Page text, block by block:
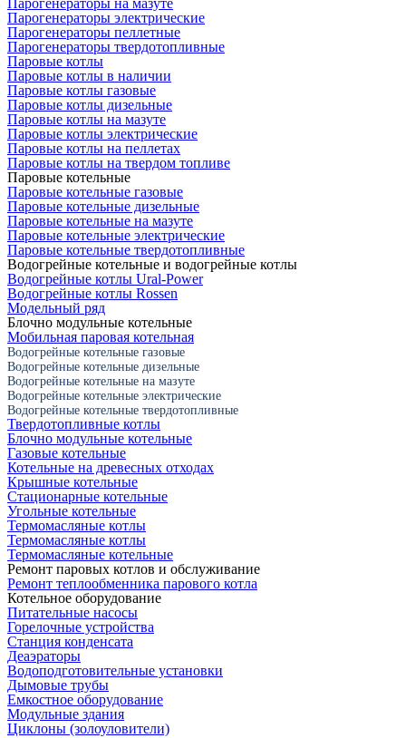
Парогенераторы на мазуте
Парогенераторы электрические
Парогенераторы пеллетные
Парогенераторы твердотопливные
Паровые котлы
Паровые котлы в наличии
Паровые котлы газовые
Паровые котлы дизельные
Паровые котлы на мазуте
Паровые котлы электрические
Паровые котлы на пеллетах
Паровые котлы на твердом топливе
Паровые котельные
Паровые котельные газовые
Паровые котельные дизельные
Паровые котельные на мазуте
Паровые котельные электрические
Паровые котельные твердотопливные
Водогрейные котельные и водогрейные котлы
Водогрейные котлы Ural-Power
Водогрейные котлы Rossen
Модельный ряд
Блочно модульные котельные
Мобильная паровая котельная
Водогрейные котельные газовые
Водогрейные котельные дизельные
Водогрейные котельные на мазуте
Водогрейные котельные электрические
Водогрейные котельные твердотопливные
Твердотопливные котлы
Блочно модульные котельные
Газовые котельные
Котельные на древесных отходах
Крышные котельные
Стационарные котельные
Угольные котельные
Термомасляные котлы
Термомасляные котлы
Термомасляные котельные
Ремонт паровых котлов и обслуживание
Ремонт теплообменника парового котла
Котельное оборудование
Питательные насосы
Горелочные устройства
Станция конденсата
Деаэраторы
Водоподготовительные установки
Дымовые трубы
Емкостное оборудование
Mодульные здания
Циклоны (золоуловители)